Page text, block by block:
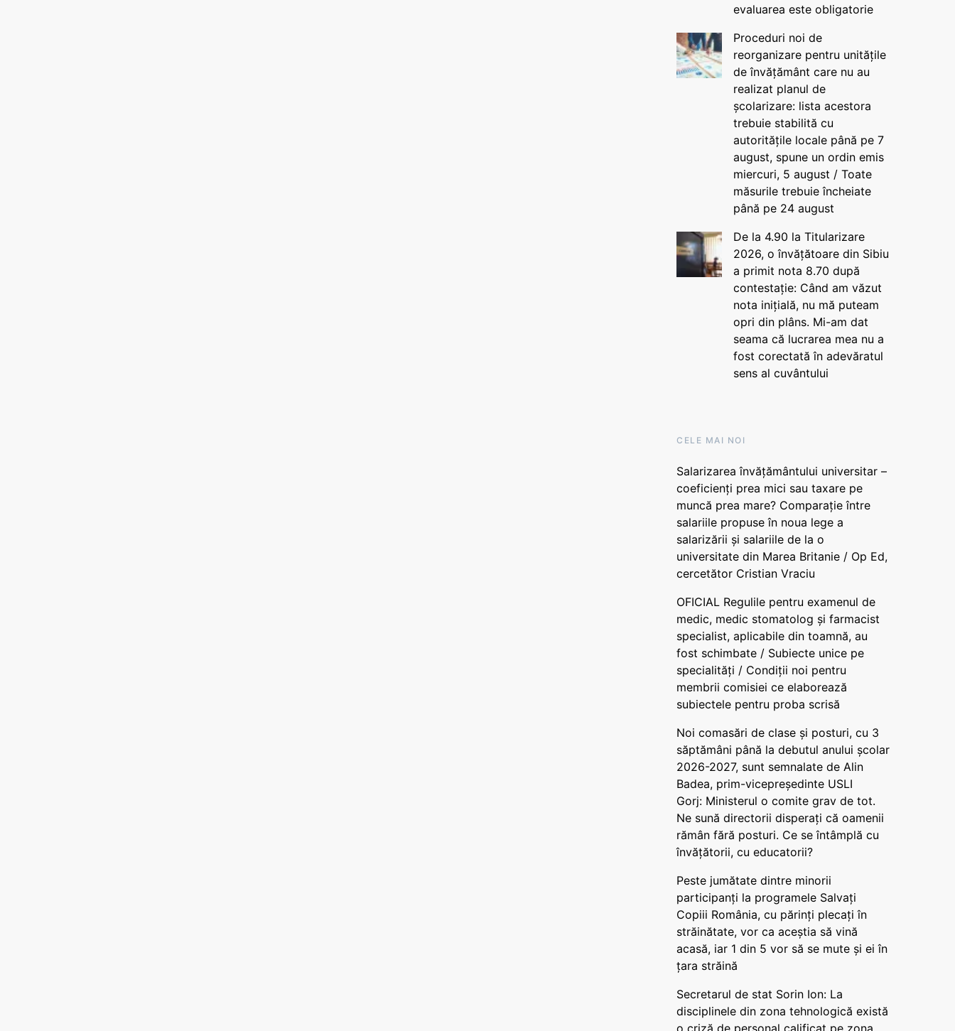
evaluarea este obligatorie
Proceduri noi de
reorganizare pentru unitățile
de învățământ care nu au
realizat planul de
școlarizare: lista acestora
trebuie stabilită cu
autoritățile locale până pe 7
august, spune un ordin emis
miercuri, 5 august / Toate
măsurile trebuie încheiate
până pe 24 august
De la 4.90 la Titularizare
2026, o învățătoare din Sibiu
a primit nota 8.70 după
contestație: Când am văzut
nota inițială, nu mă puteam
opri din plâns. Mi-am dat
seama că lucrarea mea nu a
fost corectată în adevăratul
sens al cuvântului
CELE MAI NOI
Salarizarea învățământului universitar –
coeficienți prea mici sau taxare pe
muncă prea mare? Comparație între
salariile propuse în noua lege a
salarizării și salariile de la o
universitate din Marea Britanie / Op Ed,
cercetător Cristian Vraciu
OFICIAL Regulile pentru examenul de
medic, medic stomatolog și farmacist
specialist, aplicabile din toamnă, au
fost schimbate / Subiecte unice pe
specialități / Condiții noi pentru
membrii comisiei ce elaborează
subiectele pentru proba scrisă
Noi comasări de clase și posturi, cu 3
săptămâni până la debutul anului școlar
2026-2027, sunt semnalate de Alin
Badea, prim-vicepreședinte USLI
Gorj: Ministerul o comite grav de tot.
Ne sună directorii disperați că oamenii
rămân fără posturi. Ce se întâmplă cu
învățătorii, cu educatorii?
Peste jumătate dintre minorii
participanți la programele Salvați
Copiii România, cu părinți plecați în
străinătate, vor ca aceștia să vină
acasă, iar 1 din 5 vor să se mute și ei în
țara străină
Secretarul de stat Sorin Ion: La
disciplinele din zona tehnologică există
o criză de personal calificat pe zona